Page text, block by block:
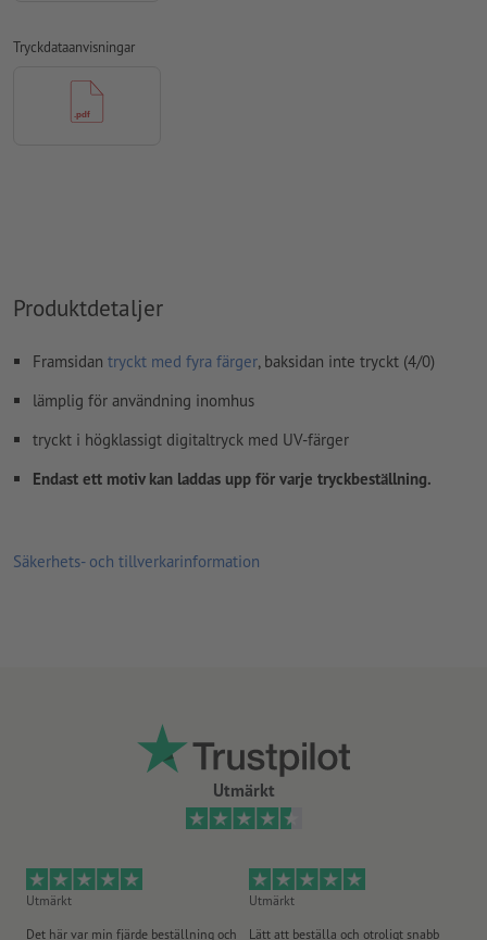
kommentarer
Tryckdataanvisningar
Produktdetaljer
Framsidan tryckt med fyra färger, baksidan inte tryckt (4/0)
lämplig för användning inomhus
tryckt i högklassigt digitaltryck med UV-färger
Endast ett motiv kan laddas upp för varje tryckbeställning.
Säkerhets- och tillverkarinformation
Utmärkt
Utmärkt
Det här var min fjärde beställning och
Utmärkt
Lätt att beställa och otroligt snabb